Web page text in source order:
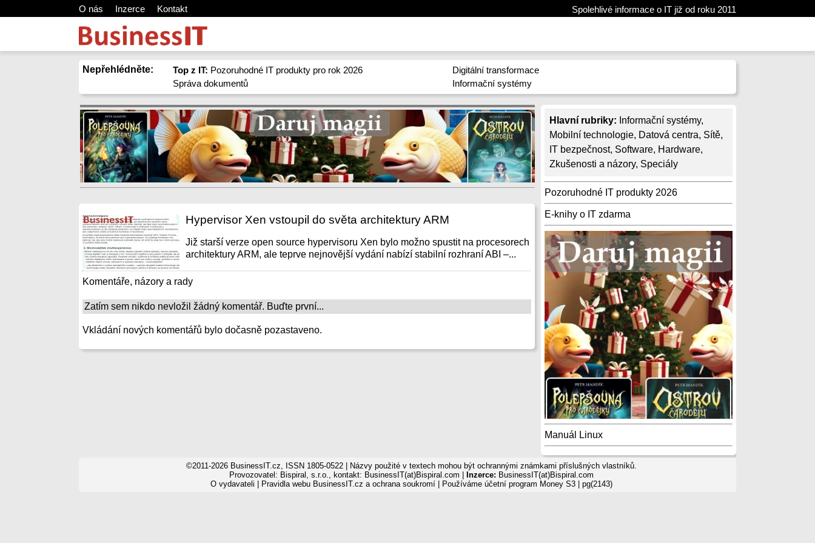
O nás Inzerce Kontakt Spolehlivé informace o IT již od roku 2011
Nepřehlédněte: Top z IT: Pozoruhodné IT produkty pro rok 2026
Správa dokumentů
Digitální transformace
Informační systémy
Hlavní rubriky: Informační systémy,
Mobilní technologie, Datová centra, Sítě,
IT bezpečnost, Software, Hardware,
Zkušenosti a názory, Speciály
Pozoruhodné IT produkty 2026
E-knihy o IT zdarma
Manuál Linux
Hypervisor Xen vstoupil do světa architektury ARM
Již starší verze open source hypervisoru Xen bylo možno spustit na procesorech
architektury ARM, ale teprve nejnovější vydání nabízí stabilní rozhraní ABI –...
Komentáře, názory a rady
Zatím sem nikdo nevložil žádný komentář. Buďte první...
Vkládání nových komentářů bylo dočasně pozastaveno.
©2011-2026 BusinessIT.cz, ISSN 1805-0522 | Názvy použité v textech mohou být ochrannými známkami příslušných vlastníků.
Provozovatel: Bispiral, s.r.o., kontakt: BusinessIT(at)Bispiral.com |
Inzerce: BusinessIT(at)Bispiral.com
O vydavateli
Pravidla webu BusinessIT.cz a ochrana soukromí| Používáme účetní program Money S3| pg(2143)